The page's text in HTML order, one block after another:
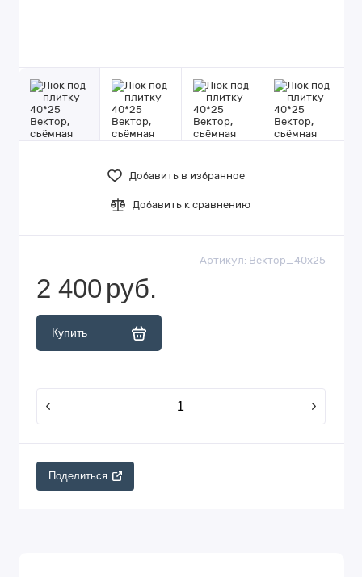
Добавить в избранное
Добавить к сравнению
Артикул: Вектор_40х25
2 400 руб.
Купить
Поделиться